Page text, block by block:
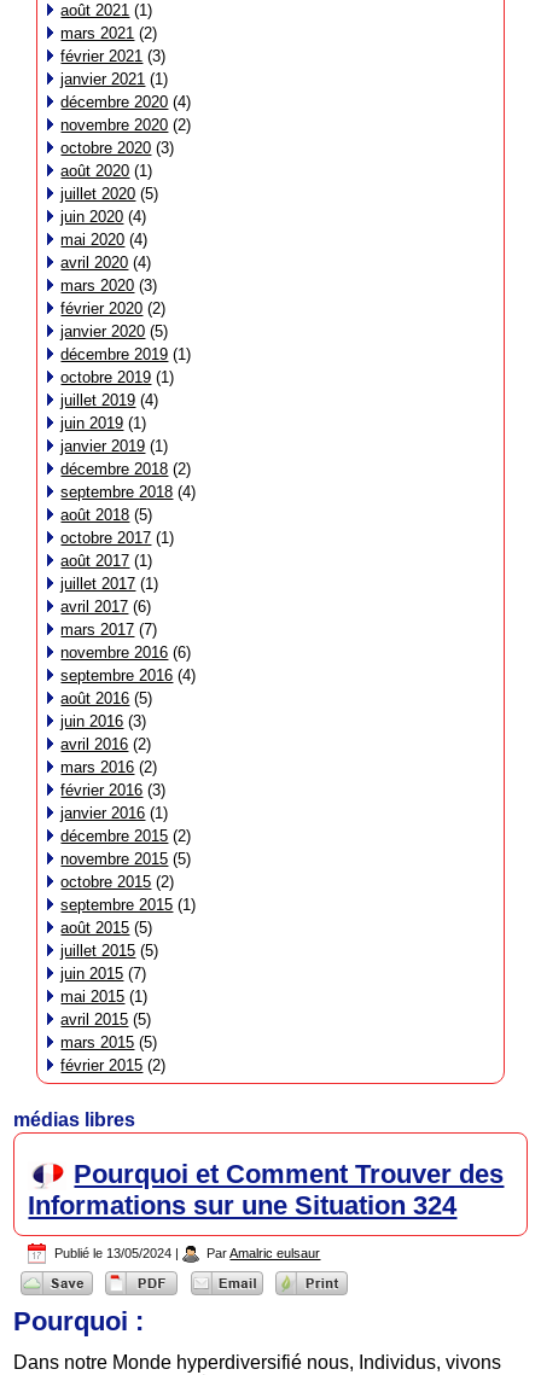
août 2021 (1)
mars 2021 (2)
février 2021 (3)
janvier 2021 (1)
décembre 2020 (4)
novembre 2020 (2)
octobre 2020 (3)
août 2020 (1)
juillet 2020 (5)
juin 2020 (4)
mai 2020 (4)
avril 2020 (4)
mars 2020 (3)
février 2020 (2)
janvier 2020 (5)
décembre 2019 (1)
octobre 2019 (1)
juillet 2019 (4)
juin 2019 (1)
janvier 2019 (1)
décembre 2018 (2)
septembre 2018 (4)
août 2018 (5)
octobre 2017 (1)
août 2017 (1)
juillet 2017 (1)
avril 2017 (6)
mars 2017 (7)
novembre 2016 (6)
septembre 2016 (4)
août 2016 (5)
juin 2016 (3)
avril 2016 (2)
mars 2016 (2)
février 2016 (3)
janvier 2016 (1)
décembre 2015 (2)
novembre 2015 (5)
octobre 2015 (2)
septembre 2015 (1)
août 2015 (5)
juillet 2015 (5)
juin 2015 (7)
mai 2015 (1)
avril 2015 (5)
mars 2015 (5)
février 2015 (2)
médias libres
Pourquoi et Comment Trouver des
Informations sur une Situation 324
Publié le 13/05/2024 | Par Amalric eulsaur
Pourquoi :
Dans notre Monde hyperdiversifié nous, Individus, vivons